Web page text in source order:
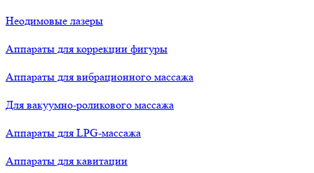
Неодимовые лазеры
Аппараты для коррекции фигуры
Аппараты для вибрационного массажа
Для вакуумно-роликового массажа
Аппараты для LPG-массажа
Аппараты для кавитации